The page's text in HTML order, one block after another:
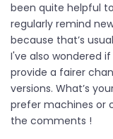
been quite helpful
regularly remind
because that’s
I've also wondered
provide a fairer
versions. What’s
prefer machines or
the comments !